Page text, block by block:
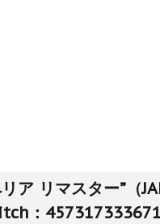
ア リマスター”（
：